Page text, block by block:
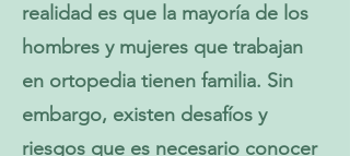
realidad es que la mayoría de los
hombres y mujeres que trabajan
en ortopedia tienen familia. Sin
embargo, existen desafíos y
riesgos que es necesario conocer